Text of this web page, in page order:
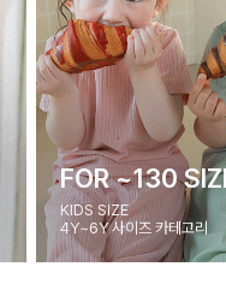
FOR ~130
KIDS SIZE
4Y~6Y 사이즈 카테고리